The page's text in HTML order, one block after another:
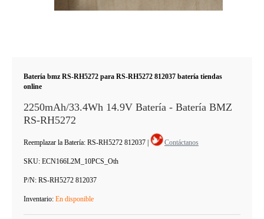
Batería bmz RS-RH5272 para RS-RH5272 812037 batería tiendas
online
2250mAh/33.4Wh 14.9V Batería - Batería BMZ
RS-RH5272
Reemplazar la Batería: RS-RH5272 812037 Contáctanos
SKU: ECN166L2M_10PCS_Oth
P/N: RS-RH5272 812037
Inventario: En disponible